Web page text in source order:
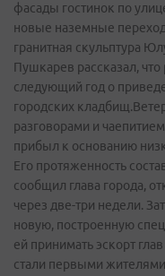
фасады гостинок по
новые наземные
гранитная скульптура
Пушкарев рассказал,
следующий год о
городских
разговорами и
прибыл к основанию
Его протяженность
сообщил глава города,
через две-­три недели.
новую, построенную
ей принимать эскорт
стали первыми